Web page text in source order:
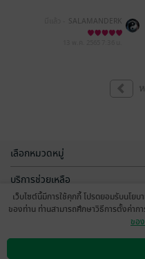
SALAMANDERK
ING
เลือกหมวดหมู่
บริการช่วยเหลือ
เกี่ยวกับเรา
เว็บไซต์นี้มีการใช้คุกกี้ โปรดยอมรับนโย
ของท่าน ท่านสามารถศึกษาวิธีการตั้งค่า
ขอ